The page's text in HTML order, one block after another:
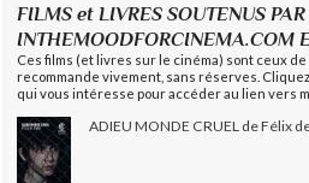
FILMS et LIVRES SOUTENUS PAR
INTHEMOODFORCINEMA.COM
Ces films (et livres sur le cinéma) sont ceux
recommande vivement, sans réserves.
qui vous intéresse pour accéder au lien vers
ADIEU MONDE CRUEL de Félix